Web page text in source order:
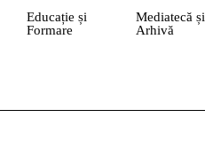
Educație și
Formare
Mediatecă și
Arhivă